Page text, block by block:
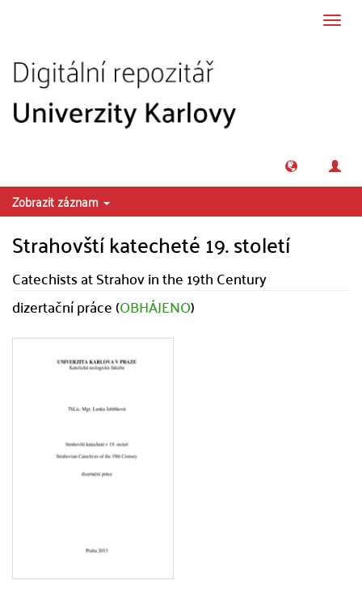
Zobrazit záznam
Strahovští katecheté 19. století
Catechists at Strahov in the 19th Century
dizertační práce (OBHÁJENO)